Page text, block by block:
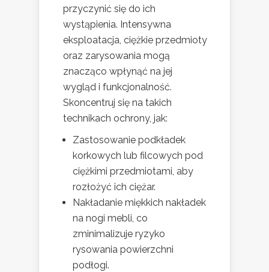
przyczynić się do ich
wystąpienia. Intensywna
eksploatacja, ciężkie przedmioty
oraz zarysowania mogą
znacząco wpłynąć na jej
wygląd i funkcjonalność.
Skoncentruj się na takich
technikach ochrony, jak:
Zastosowanie podkładek
korkowych lub filcowych pod
ciężkimi przedmiotami, aby
rozłożyć ich ciężar.
Nakładanie miękkich nakładek
na nogi mebli, co
zminimalizuje ryzyko
rysowania powierzchni
podłogi.